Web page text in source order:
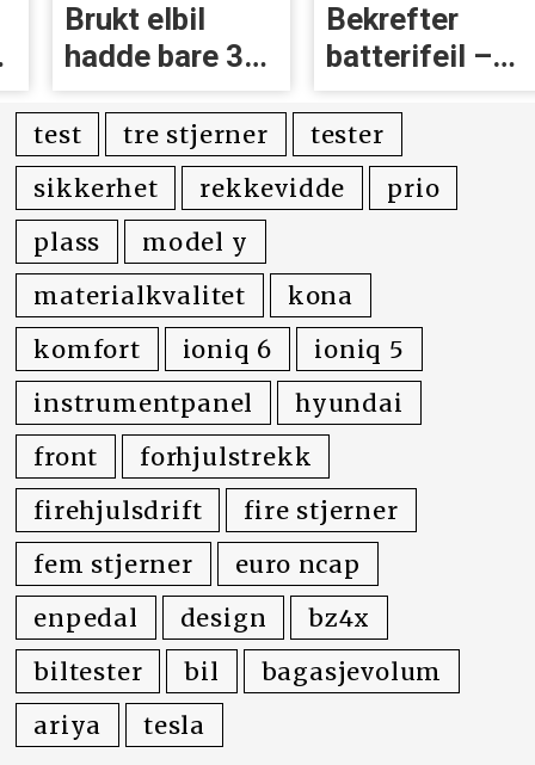
Brukt elbil
hadde bare 36
km rekkevidde
Bekrefter
batteri­feil –
mener
garantien ikke
gjelder
test tre stjerner
tester
sikkerhet
rekkevidde
prio
plass
model y
materialkvalitet
kona
komfort
ioniq 6
ioniq 5
instrumentpanel
hyundai
front
forhjulstrekk
firehjulsdrift
fire stjerner
fem stjerner
euro ncap
enpedal
design
bz4x
biltester
bil
bagasjevolum
ariya
tesla